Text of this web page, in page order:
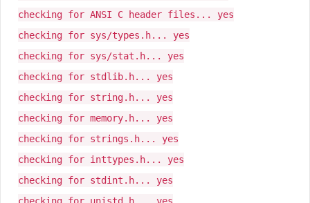
checking for ANSI C header files... yes
checking for sys/types.h... yes
checking for sys/stat.h... yes
checking for stdlib.h... yes
checking for string.h... yes
checking for memory.h... yes
checking for strings.h... yes
checking for inttypes.h... yes
checking for stdint.h... yes